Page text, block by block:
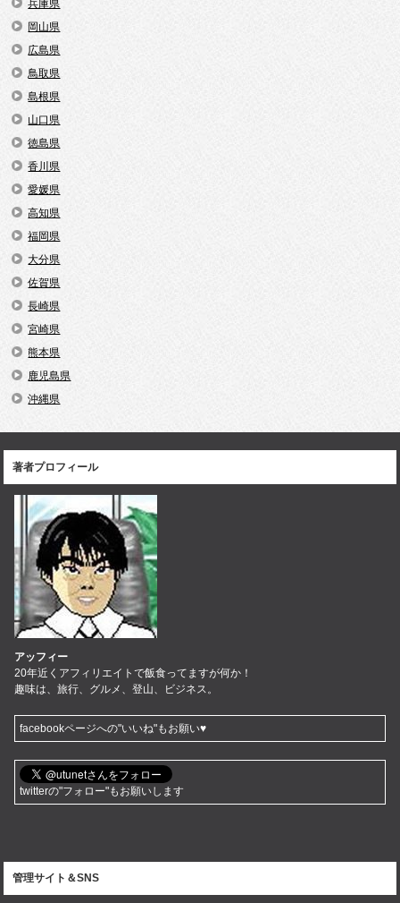
兵庫県
岡山県
広島県
鳥取県
島根県
山口県
徳島県
香川県
愛媛県
高知県
福岡県
大分県
佐賀県
長崎県
宮崎県
熊本県
鹿児島県
沖縄県
著者プロフィール
アッフィー
20年近くアフィリエイトで飯食ってますが何か！
趣味は、旅行、グルメ、登山、ビジネス。
facebookページへの"いいね"もお願い♥
twitterの"フォロー"もお願いします
管理サイト＆SNS